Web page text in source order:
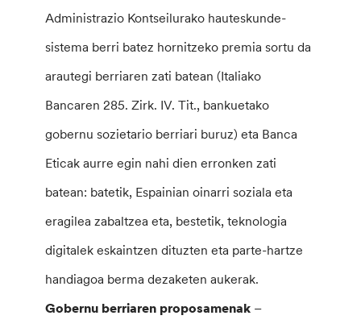
Administrazio Kontseilurako hauteskunde-
sistema berri batez hornitzeko premia sortu da
arautegi berriaren zati batean (Italiako
Bancaren 285. Zirk. IV. Tit., bankuetako
gobernu sozietario berriari buruz) eta Banca
Eticak aurre egin nahi dien erronken zati
batean: batetik, Espainian oinarri soziala eta
eragilea zabaltzea eta, bestetik, teknologia
digitalek eskaintzen dituzten eta parte-hartze
handiagoa berma dezaketen aukerak.
Gobernu berriaren proposamenak –